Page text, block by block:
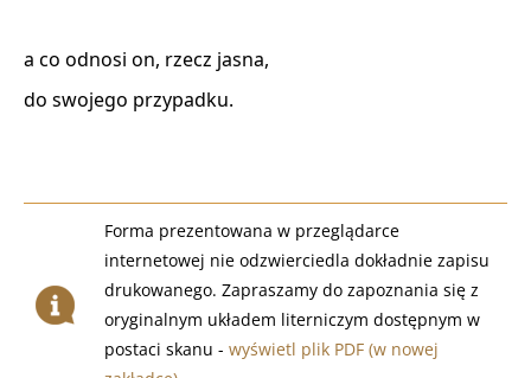
a co odnosi on, rzecz jasna,
do swojego przypadku.
Forma prezentowana w przeglądarce
internetowej nie odzwierciedla dokładnie zapisu
drukowanego. Zapraszamy do zapoznania się z
oryginalnym układem literniczym dostępnym w
postaci skanu - wyświetl plik PDF (w nowej